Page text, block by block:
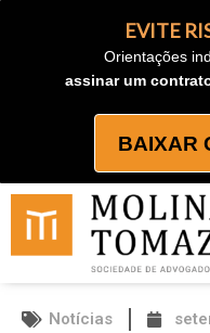
EVITE
Orientações
assinar um
BAIXAR
Notícias